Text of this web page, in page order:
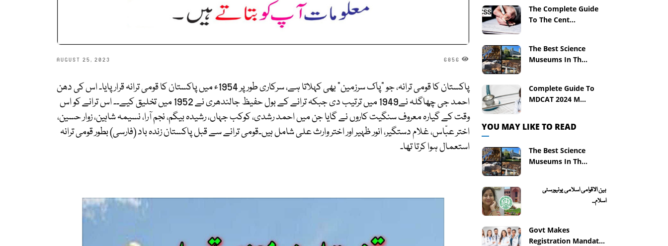
AUGUST 25, 2023 6856
پاکستان کا قومی ترانہ، جو "پاک سرزمین" بھی کہلاتا ہے، سرکاری طور پر 1954ء میں پاکستان کا قومی ترانہ قرار پایا۔ اس کی دھن
احمد جی چھاگلہ نے1949 میں ترتیب دی جبکہ ترانے کے بول حفیظ جالندھری نے 1952 میں تخلیق کیے۔۔ اس ترانے کو اس
وقت کے گیارہ معروف سنگیت کاروں نے گایا جن میں احمد رشدی، کوکب جہاں، رشیدہ بیگم، نجم آرا، نسیمہ شاہین، زوار حسین،
اختر عبّاس، غلام دستگیر، انور ظہیر اور اختر وارث علی شامل ہیں۔قومی ترانے سے قبل پاکستان زندہ باد (فارسی) بطور قومی ترانہ
استعمال ہوا کرتا تھا۔
The Complete Guide
To The Cent...
The Best Science
Museums In Th...
Complete Guide To
MDCAT 2024 M...
YOU MAY LIKE TO READ
The Best Science
Museums In Th...
بین الاقوامی اسلامی یونیورسٹی
اسلام...
Govt Makes
Registration Mandat...